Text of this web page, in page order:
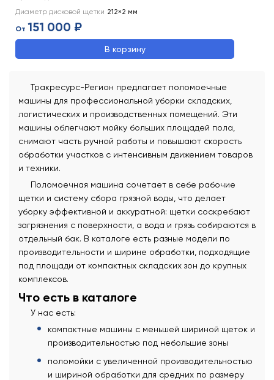
Диаметр дисковой щетки 212×2 мм
От 151 000 ₽
В корзину
Тракресурс-Регион предлагает поломоечные
машины для профессиональной уборки складских,
логистических и производственных помещений. Эти
машины облегчают мойку больших площадей пола,
снимают часть ручной работы и повышают скорость
обработки участков с интенсивным движением товаров
и техники.
Поломоечная машина сочетает в себе рабочие
щетки и систему сбора грязной воды, что делает
уборку эффективной и аккуратной: щетки соскребают
загрязнения с поверхности, а вода и грязь собираются в
отдельный бак. В каталоге есть разные модели по
производительности и ширине обработки, подходящие
под площади от компактных складских зон до крупных
комплексов.
Что есть в каталоге
У нас есть:
компактные машины с меньшей шириной щеток и
производительностью под небольшие зоны
поломойки с увеличенной производительностью
и шириной обработки для средних по размеру